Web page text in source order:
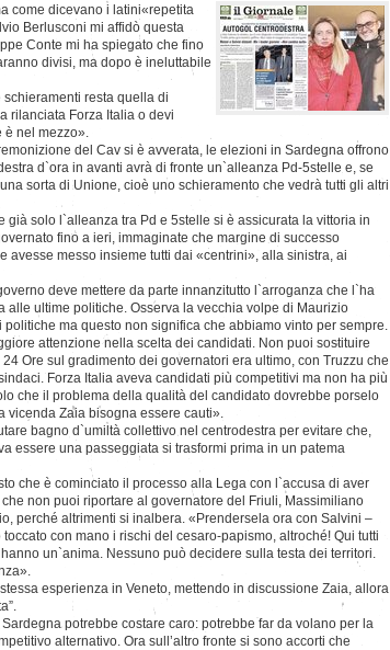
come dicevano i latini«repetita
Berlusconi mi affidò questa
Conte mi ha spiegato che fino
divisi, ma dopo è ineluttabile
resta quella di
rilanciata Forza Italia o devi
è nel mezzo».
del Cav si è avverata, le elezioni in Sardegna offrono
d`ora in avanti avrà di fronte un`alleanza Pd-5stelle e, se
sorta di Unione, cioè uno schieramento che vedrà tutti gli altri
già solo l`alleanza tra Pd e 5stelle si è assicurata la vittoria in
fino a ieri, immaginate che margine di successo
avesse messo insieme tutti dai «centrini», alla sinistra, ai
deve mettere da parte innanzitutto l`arroganza che l`ha
alle ultime politiche. Osserva la vecchia volpe di Maurizio
ma questo non significa che abbiamo vinto per sempre.
attenzione nella scelta dei candidati. Non puoi sostituire
Ore sul gradimento dei governatori era ultimo, con Truzzu che
Forza Italia aveva candidati più competitivi ma non ha più
che il problema della qualità del candidato dovrebbe porselo
vicenda Zaia bisogna essere cauti».
bagno d`umiltà collettivo nel centrodestra per evitare che,
essere una passeggiata si trasformi prima in un patema
che è cominciato il processo alla Lega con l`accusa di aver
non puoi riportare al governatore del Friuli, Massimiliano
perché altrimenti si inalbera. «Prendersela ora con Salvini –
con mano i rischi del cesaro-papismo, altroché! Qui tutti
un`anima. Nessuno può decidere sulla testa dei territori.
esperienza in Veneto, mettendo in discussione Zaia, allora
potrebbe costare caro: potrebbe far da volano per la
alternativo. Ora sull’altro fronte si sono accorti che